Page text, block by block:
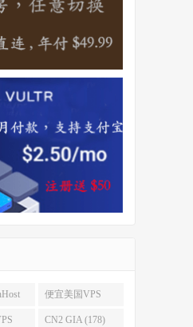
便宜美国VPS
(222)
CN2 GIA (178)